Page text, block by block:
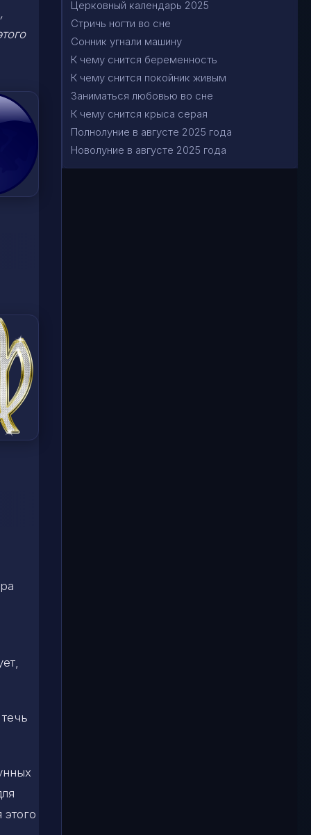
этого
Церковный календарь 2025
Стричь ногти во сне
Сонник угнали машину
К чему снится беременность
К чему снится покойник живым
Заниматься любовью во сне
К чему снится крыса серая
Полнолуние в августе 2025 года
Новолуние в августе 2025 года